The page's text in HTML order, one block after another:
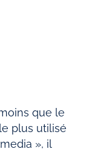
que le
plus utilisé
», il